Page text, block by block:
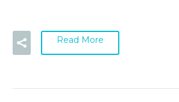
Read More